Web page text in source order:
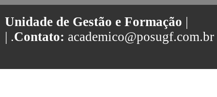
Unidade de Gestão e Formação |
| .Contato: academico@posugf.com.br